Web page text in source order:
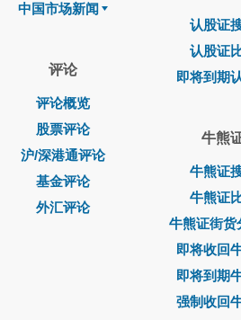
中国市场新闻
评论
评论概览
股票评论
沪/深港通评论
基金评论
外汇评论
认股证
认股证
即将到期
牛熊
牛熊证
牛熊证
牛熊证街货
即将收回
即将到期
强制收回